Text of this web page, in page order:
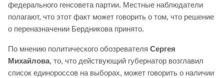
федерального генсовета партии. Местные наблюдатели
полагают, что этот факт может говорить о том, что решение
о переназначении Бердникова принято.
По мнению политического обозревателя Сергея
Михайлова, то, что действующий губернатор возглавил
список единороссов на выборах, может говорить о наличии